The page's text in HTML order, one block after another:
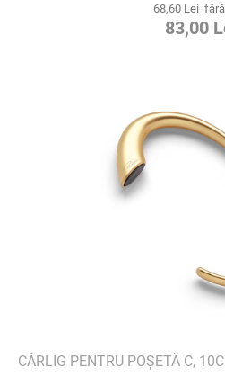
68,60 Lei
83,00
CÂRLIG PENTRU POȘETĂ C,